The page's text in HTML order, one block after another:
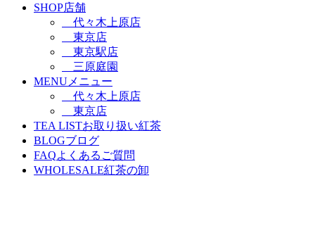
SHOP店舗
代々木上原店
東京店
東京駅店
三原庭園
MENUメニュー
代々木上原店
東京店
TEA LISTお取り扱い紅茶
BLOGブログ
FAQよくあるご質問
WHOLESALE紅茶の卸